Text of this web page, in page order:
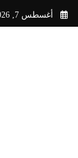
التجاوز
إلى
أغسطس 7, 2026